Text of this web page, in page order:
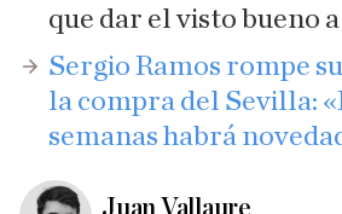
que dar el visto bueno
Sergio Ramos rompe
la compra del Sevilla:
semanas habrá
Juan Vallaure